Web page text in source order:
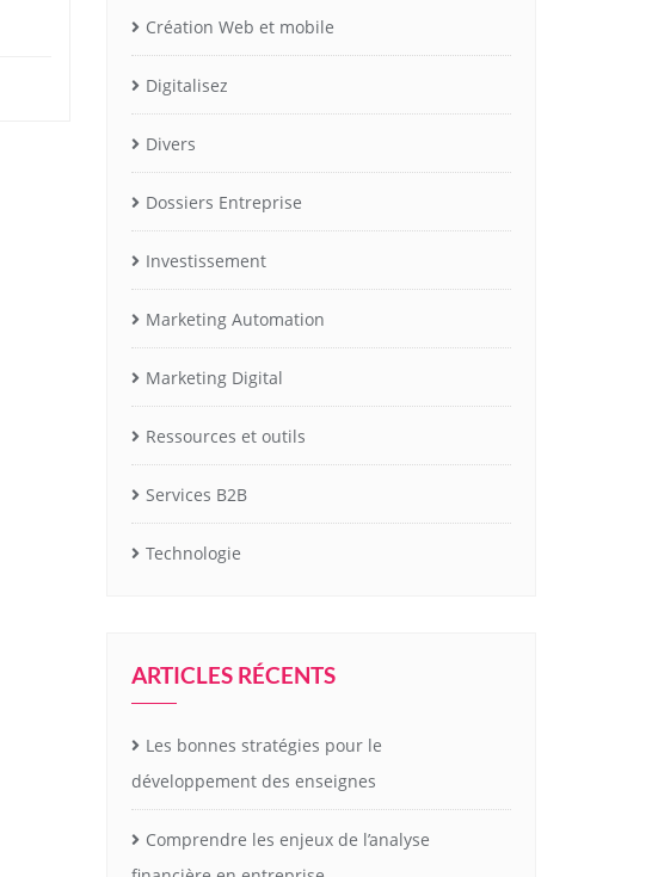
Création Web et mobile
Digitalisez
Divers
Dossiers Entreprise
Investissement
Marketing Automation
Marketing Digital
Ressources et outils
Services B2B
Technologie
ARTICLES RÉCENTS
Les bonnes stratégies pour le
développement des enseignes
Comprendre les enjeux de l’analyse